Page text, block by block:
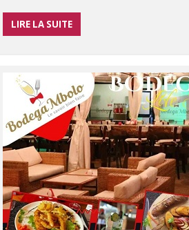
LIRE LA SUITE